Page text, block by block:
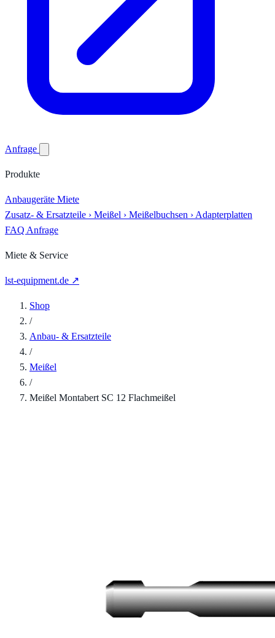
Anfrage
Produkte
Anbaugeräte Miete
Zusatz- & Ersatzteile › Meißel › Meißelbuchsen › Adapterplatten
FAQ Anfrage
Miete & Service
lst-equipment.de ↗
Shop
/
Anbau- & Ersatzteile
/
Meißel
/
Meißel Montabert SC 12 Flachmeißel